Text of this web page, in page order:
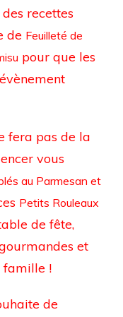
recettes
de Feuilleté de
pour que les
fera pas de la
vous
au Parmesan et
Petits Rouleaux
de fête,
et
famille !
de